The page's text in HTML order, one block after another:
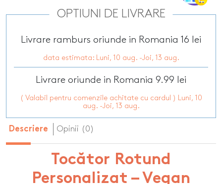
OPTIUNI DE LIVRARE
Livrare ramburs oriunde in Romania 16 lei
data estimata: Luni, 10 aug. -Joi, 13 aug.
Livrare oriunde in Romania 9.99 lei
( Valabil pentru comenzile achitate cu cardul ) Luni, 10
aug. -Joi, 13 aug.
Descriere Opinii (0)
Tocător Rotund
Personalizat – Vegan